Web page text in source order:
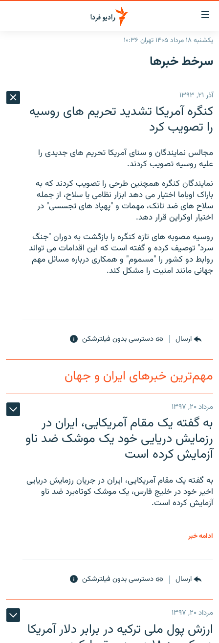
لینک‌های
قابلیت
دسترسی
بازگشت
اصلی
رفتن
صفحه
ایران
رادیو
انتخاب کنید و بشنوید
فرکانس‌ها
پادکست
گزارش‌های تصویری
زنان فردا
English
به ما بپیوندید
زبان‌های دیگر
یکشنبه ۱۸ مرداد ۱۴۰۵ تهران ۱۰:۳۶
سرخط‌ خبرها
آذر ۲۱, ۱۳۹۳
کنگره آمریکا تشدید تحریم های روسیه
را تصویب کرد
مجالس نمایندگان و سنای آمریکا تحریم های جدیدی را
علیه روسیه تصویب کردند.
نمایندگان کنگره همچنین طرحی را تصویب کردند که به
باراک اوباما اختیار می دهد ابزار نظامی یا سلاح، از جمله
سلاح های ضد تانک، مهمات و "پهپاد های تجسسی" در
اختیار اوکراین قرار دهد.
روسیه مصوبه های تازه کنگره را بازگشت به دوران "جنگ
سرد" توصیف کرده و گفته است که این اقدامات می تواند
روابط دو کشور را "مسموم" و همکاری درباره مسائل مهم
جهانی مانند امنیت را مشکل کند.
ارسال دسترسی بدون فیلترشکن
مهم‌ترین خبرهای ایران و جهان
مرداد ۲۰, ۱۳۹۷
به گفته یک مقام آمریکایی، ایران در
رزمایش دریایی خود یک موشک ضد ناو
آزمایش کرده است
به گفته یک مقام آمریکایی، ایران در جریان رزمایش دریایی
اخیر خود در خلیج فارس، یک موشک کوتاه‌برد ضد ناو
آزمایش کرده است.
ادامه خبر
ارسال دسترسی بدون فیلترشکن
مرداد ۲۰, ۱۳۹۷
ارزش پول ملی ترکیه در برابر دلار آمریکا